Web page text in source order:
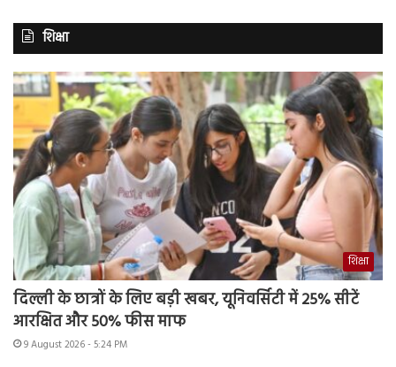
शिक्षा
शिक्षा
दिल्ली के छात्रों के लिए बड़ी खबर, यूनिवर्सिटी में 25% सीटें
आरक्षित और 50% फीस माफ
9 August 2026 - 5:24 PM